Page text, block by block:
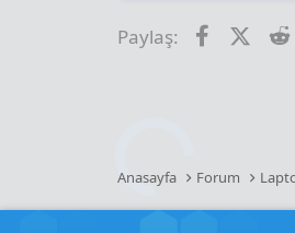
Paylaş: Facebook
X
Anasayfa Forum